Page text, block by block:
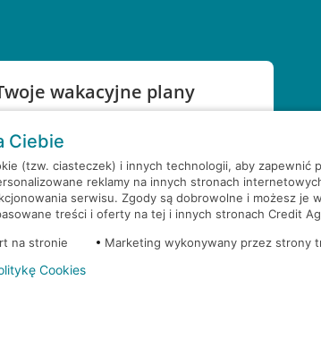
wakacyjne plany
Ciebie
(tzw. ciasteczek) i innych technologii, aby zapewnić
reklamy na innych stronach
serwisu. Zgody są dobrowolne i możesz je
treści i oferty na tej i innych stronach Credit
na stronie Marketing wykonywany przez strony
Cookies